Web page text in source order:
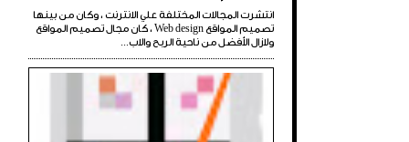
انتشرت المجالات المختلفة علي الانترنت ، وكان من بينها
تصميم المواقع Web design ، كان مجال تصميم المواقع
ولازال الأفضل من ناحية الربح والاب...